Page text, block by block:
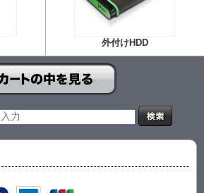
外付けHDD